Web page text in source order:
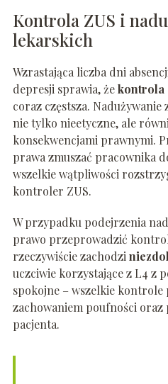
Kontrola ZUS i
lekarskich
Wzrastająca liczba dni
depresji sprawia, żekontrola
coraz częstsza.
nie tylko nieetyczne, ale
konsekwencjami prawnymi.
prawa zmuszać pracownika
wszelkie wątpliwości
kontroler ZUS.
W przypadku podejrzenia
prawo przeprowadzić
rzeczywiście zachodzi
uczciwie korzystające z L4 z
spokojne – wszelkie kontrole
zachowaniem poufności oraz
pacjenta.